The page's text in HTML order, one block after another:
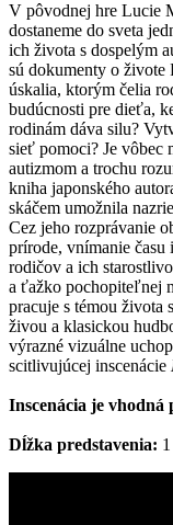
V pôvodnej hre Lucie
dostaneme do sveta
ich života s dospelým
sú dokumenty o živote
úskalia, ktorým čelia
budúcnosti pre dieťa,
rodinám dáva silu?
sieť pomoci? Je vôbec
autizmom a trochu
kniha japonského
skáčem umožnila
Cez jeho rozprávanie
prírode, vnímanie času
rodičov a ich
a ťažko pochopiteľnej
pracuje s témou života
živou a klasickou
výrazné vizuálne
scitlivujúcej inscenácie
Inscenácia je vhodná
Dĺžka predstavenia: